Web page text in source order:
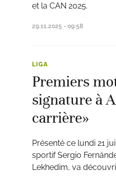
et la CAN 2025.
29.11.2025 - 09:58
LIGA
Premiers
signature à
carrière»
Présenté ce lundi 21
sportif Sergio
Lekhedim, va